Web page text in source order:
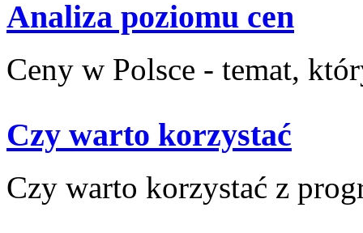
Analiza poziomu cen
Ceny w Polsce ​- temat,
Czy warto korzystać
Czy ⁢warto‍ korzystać z